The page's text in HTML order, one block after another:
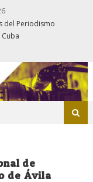
del Periodismo
de
de Ávila